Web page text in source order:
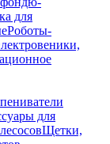
для
Роботы-
для
Щетки,